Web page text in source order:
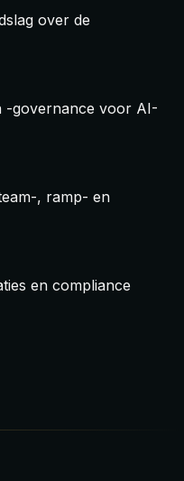
over de
-governance voor AI-
, ramp- en
en compliance